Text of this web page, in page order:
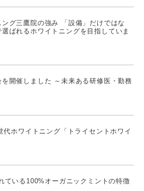
ング三鷹院の強み 「設備」だけではな
ばれるホワイトニングを目指していま
開催しました ～未来ある研修医・勤務
代ホワイトニング「トライセントホワイ
ている100%オーガニックミントの特徴